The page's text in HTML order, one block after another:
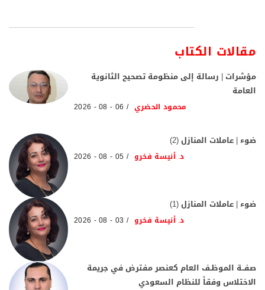
مقالات الكتاب
مؤشرات | رسالة إلى منظومة تصحيح الثانوية
العامة
محمود الحضري 06 - 08 - 2026
ضوء | عاملات المنازل (2)
د. أنيسة فخرو 05 - 08 - 2026
ضوء | عاملات المنازل (1)
د. أنيسة فخرو 03 - 08 - 2026
صفــة الموظـف العام كعنصر مفترض في جريمة
الاختلاس وفقاً للنظام السعودي